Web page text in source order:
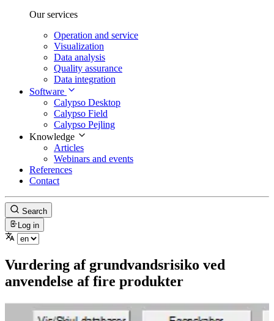
Our services
Operation and service
Visualization
Data analysis
Quality assurance
Data integration
Software
Calypso Desktop
Calypso Field
Calypso Pejling
Knowledge
Articles
Webinars and events
References
Contact
Search
Log in
Vurdering af grundvandsrisiko ved
anvendelse af fire produkter